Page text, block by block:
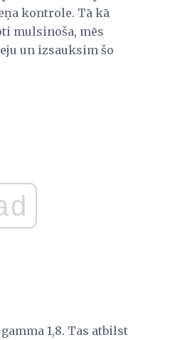
kontrole. Tā kā
mulsinoša, mēs
un izsauksim šo
1,8. Tas atbilst